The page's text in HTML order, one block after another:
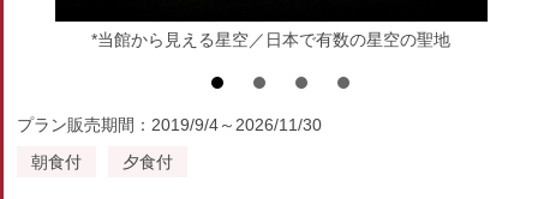
*当館から見える星空／日本で有数の星空の聖地
プラン販売期間：2019/9/4～2026/11/30
朝食付
夕食付